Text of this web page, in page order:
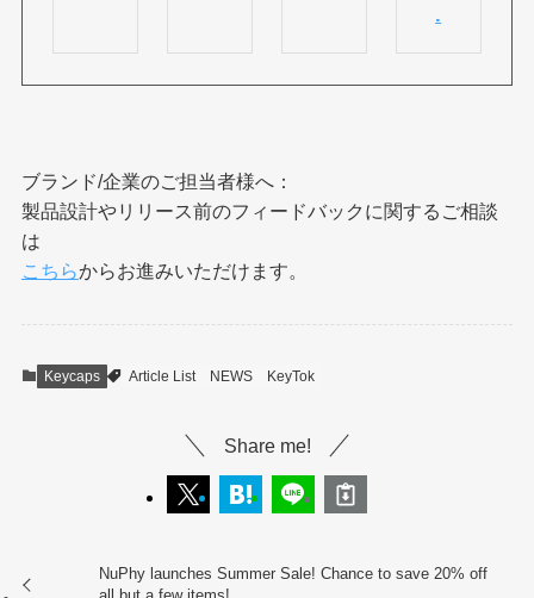
.
ブランド/企業のご担当者様へ：
製品設計やリリース前のフィードバックに関するご相談
は
こちらからお進みいただけます。
Keycaps Article List NEWS KeyTok
Share me!
NuPhy launches Summer Sale! Chance to save 20% off